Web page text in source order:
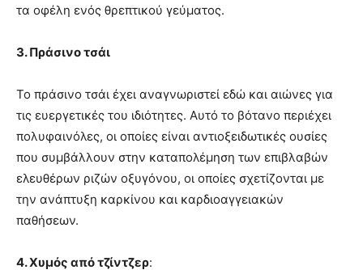
τα οφέλη ενός θρεπτικού γεύματος.
3. Πράσινο τσάι
Το πράσινο τσάι έχει αναγνωριστεί εδώ και αιώνες για
τις ευεργετικές του ιδιότητες. Αυτό το βότανο περιέχει
πολυφαινόλες, οι οποίες είναι αντιοξειδωτικές ουσίες
που συμβάλλουν στην καταπολέμηση των επιβλαβών
ελευθέρων ριζών οξυγόνου, οι οποίες σχετίζονται με
την ανάπτυξη καρκίνου και καρδιοαγγειακών
παθήσεων.
4. Χυμός από τζίντζερ: